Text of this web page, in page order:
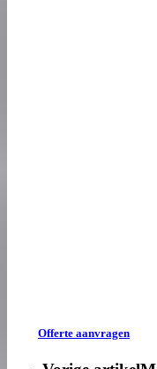
Offerte aanvragen